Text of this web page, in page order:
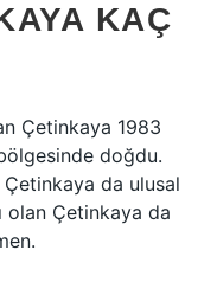
KAÇ
Çetinkaya 1983
doğdu.
da ulusal
olan Çetinkaya da